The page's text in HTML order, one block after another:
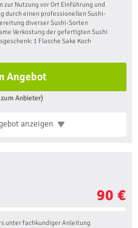
zur Nutzung vor Ort Einführung und
durch einen professionellen Sushi-
diverser Sushi-Sorten
Verkostung der gefertigten Sushi
1 Flasche Sake Koch
Angebot
Anbieter)
anzeigen
90 €
unter fachkundiger Anleitung